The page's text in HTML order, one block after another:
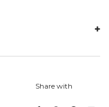
Share with